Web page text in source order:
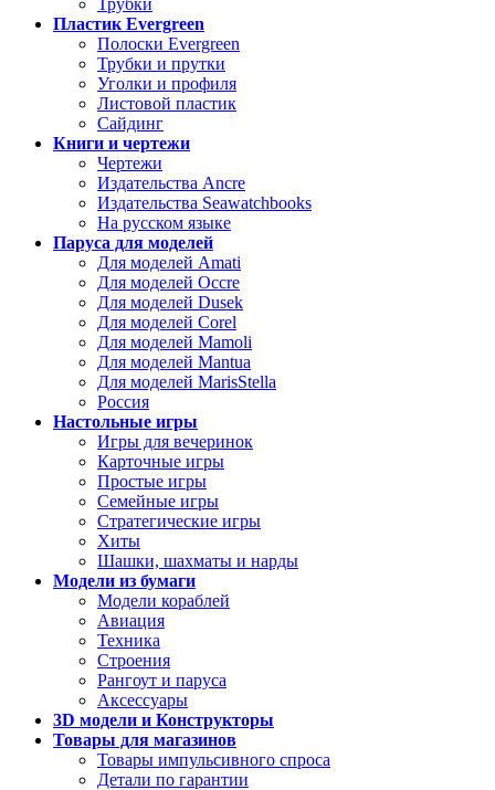
Трубки
Пластик Evergreen
Полоски Evergreen
Трубки и прутки
Уголки и профиля
Листовой пластик
Сайдинг
Книги и чертежи
Чертежи
Издательства Ancre
Издательства Seawatchbooks
На русском языке
Паруса для моделей
Для моделей Amati
Для моделей Occre
Для моделей Dusek
Для моделей Corel
Для моделей Mamoli
Для моделей Mantua
Для моделей MarisStella
Россия
Настольные игры
Игры для вечеринок
Карточные игры
Простые игры
Семейные игры
Стратегические игры
Хиты
Шашки, шахматы и нарды
Модели из бумаги
Модели кораблей
Авиация
Техника
Строения
Рангоут и паруса
Аксессуары
3D модели и Конструкторы
Товары для магазинов
Товары импульсивного спроса
Детали по гарантии